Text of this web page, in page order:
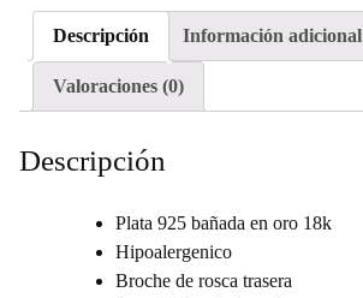
Descripción Información adicional
Valoraciones (0)
Descripción
Plata 925 bañada en oro 18k
Hipoalergenico
Broche de rosca trasera